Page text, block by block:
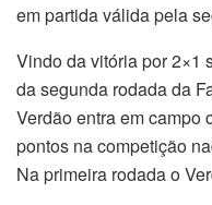
em partida válida pela
Vindo da vitória por 2×1
da segunda rodada da
Verdão entra em campo
pontos na competição
Na primeira rodada o